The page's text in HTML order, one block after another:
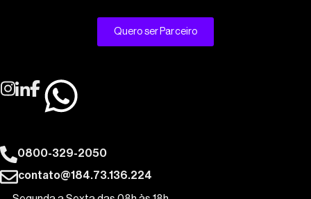
Quero ser Parceiro
0800-329-2050
contato@184.73.136.224